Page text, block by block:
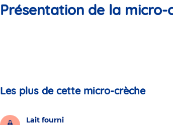
Présentation de la
Les plus de cette micro-crèche
Lait fourni